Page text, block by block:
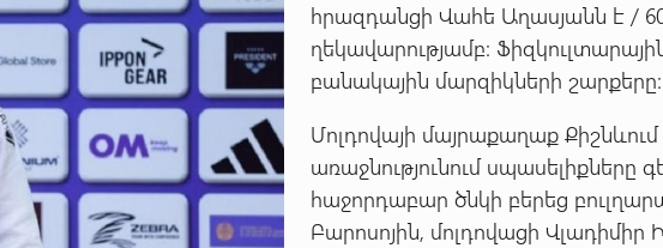
հրազդանցի Վահե Աղասյանն է /
ղեկավարությամբ:
բանակային մարզիկների շարքերը:
Մոլդովայի մայրաքաղաք
առաջնությունում
հաջորդաբար ծնկի բերեց
Բարոսոյին, մոլդովացի Վլադիմիր